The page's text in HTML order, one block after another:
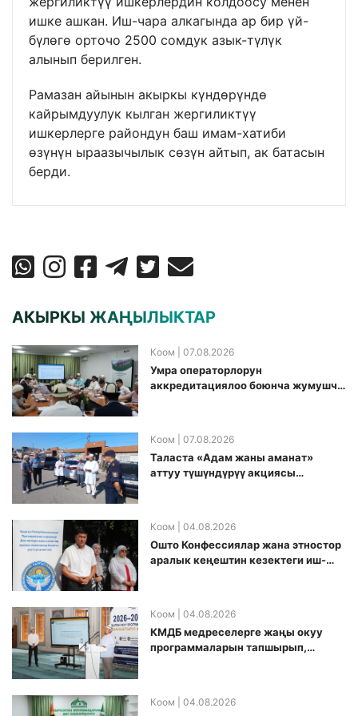
ишке ашкан. Иш-чара алкагында ар бир үй-
бүлөгө орточо 2500 сомдук азык-түлүк
алынып берилген.
Рамазан айынын акыркы күндөрүндө
кайрымдуулук кылган жергиликтүү
ишкерлерге райондун баш имам-хатиби
өзүнүн ыраазычылык сөзүн айтып, ак батасын
берди.
АКЫРКЫ ЖАҢЫЛЫКТАР
Коом | 07.08.2026
Умра операторлорун
аккредитациялоо боюнча жумушчу
Коом | 07.08.2026
Таласта «Адам жаны аманат»
аттуу түшүндүрүү акциясы
Коом | 04.08.2026
Ошто Конфессиялар жана этностор
аралык кеңештин кезектеги иш-
Коом | 04.08.2026
КМДБ медреселерге жаңы окуу
программаларын тапшырып,
Коом | 04.08.2026